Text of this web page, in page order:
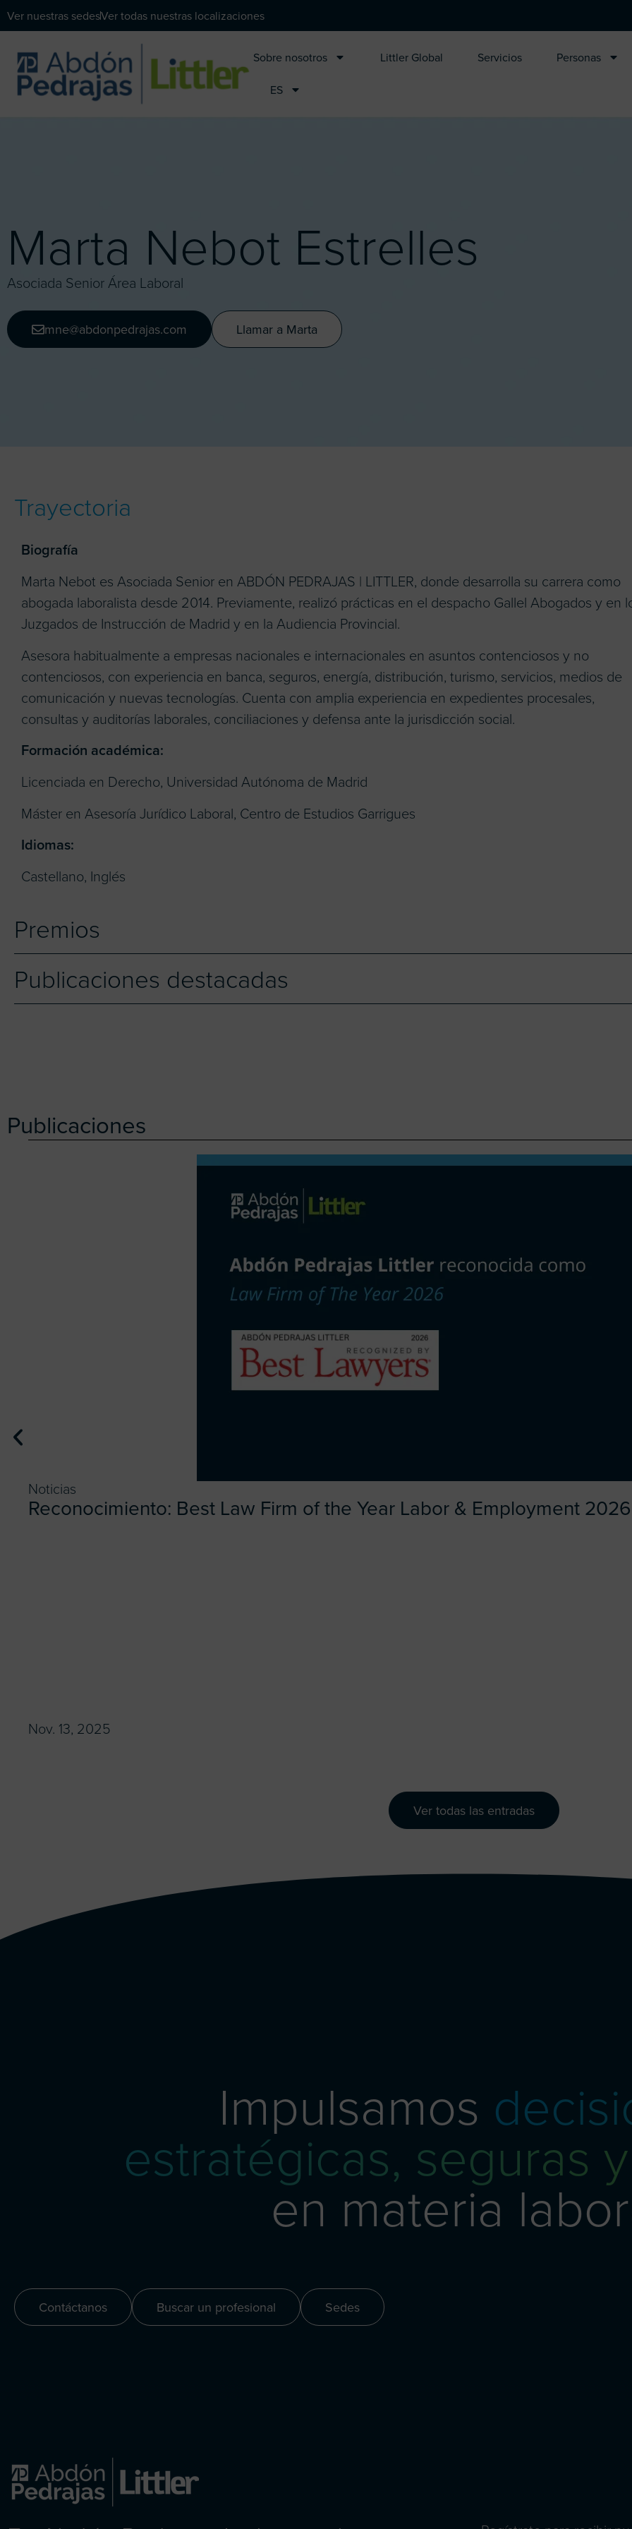
Ver nuestras sedesVer todas nuestras localizaciones
Sobre nosotros Littler Global Servicios Personas
ES
Marta Nebot Estrelles
Asociada Senior Área Laboral
mne@abdonpedrajas.com Llamar a Marta
Trayectoria
Biografía
Marta Nebot es Asociada Senior en ABDÓN PEDRAJAS | LITTLER, donde desarrolla su carrera como
abogada laboralista desde 2014. Previamente, realizó prácticas en el despacho Gallel Abogados y en
Juzgados de Instrucción de Madrid y en la Audiencia Provincial.
Asesora habitualmente a empresas nacionales e internacionales en asuntos contenciosos y no
contenciosos, con experiencia en banca, seguros, energía, distribución, turismo, servicios, medios de
comunicación y nuevas tecnologías. Cuenta con amplia experiencia en expedientes procesales,
consultas y auditorías laborales, conciliaciones y defensa ante la jurisdicción social.
Formación académica:
Licenciada en Derecho, Universidad Autónoma de Madrid
Máster en Asesoría Jurídico Laboral, Centro de Estudios Garrigues
Idiomas:
Castellano, Inglés
Premios
Publicaciones destacadas
Publicaciones
Noticias
Reconocimiento: Best Law Firm of the Year Labor & Employment 2026
Nov. 13, 2025
Ver todas las entradas
Impulsamos
estratégicas, seguras
en materia
Contáctanos Buscar un profesional Sedes